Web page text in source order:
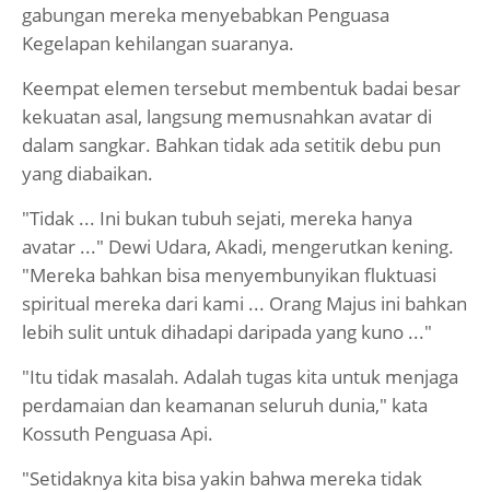
gabungan mereka menyebabkan Penguasa
Kegelapan kehilangan suaranya.
Keempat elemen tersebut membentuk badai besar
kekuatan asal, langsung memusnahkan avatar di
dalam sangkar. Bahkan tidak ada setitik debu pun
yang diabaikan.
"Tidak ... Ini bukan tubuh sejati, mereka hanya
avatar ..." Dewi Udara, Akadi, mengerutkan kening.
"Mereka bahkan bisa menyembunyikan fluktuasi
spiritual mereka dari kami ... Orang Majus ini bahkan
lebih sulit untuk dihadapi daripada yang kuno ..."
"Itu tidak masalah. Adalah tugas kita untuk menjaga
perdamaian dan keamanan seluruh dunia," kata
Kossuth Penguasa Api.
"Setidaknya kita bisa yakin bahwa mereka tidak